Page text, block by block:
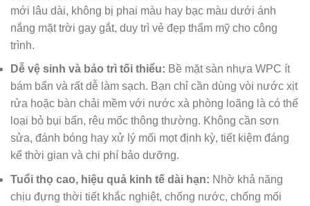
mới lâu dài, không bị phai màu hay bạc màu dưới ánh
nắng mặt trời gay gắt, duy trì vẻ đẹp thẩm mỹ cho công
trình.
Dễ vệ sinh và bảo trì tối thiểu: Bề mặt sàn nhựa WPC ít
bám bẩn và rất dễ làm sạch. Bạn chỉ cần dùng vòi nước xịt
rửa hoặc bàn chải mềm với nước xà phòng loãng là có thể
loại bỏ bụi bẩn, rêu mốc thông thường. Không cần sơn
sửa, đánh bóng hay xử lý mối mọt định kỳ, tiết kiệm đáng
kể thời gian và chi phí bảo dưỡng.
Tuổi thọ cao, hiệu quả kinh tế dài hạn: Nhờ khả năng
chịu đựng thời tiết khắc nghiệt, chống nước, chống mối